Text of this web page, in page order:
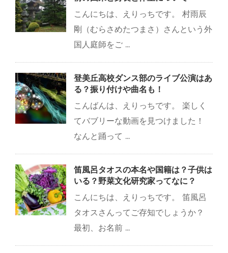
こんにちは、えりっちです。 村雨辰
剛（むらさめたつまさ）さんという外
国人庭師をご ...
登美丘高校ダンス部のライブ公演はあ
る？振り付けや曲名も！
こんばんは、えりっちです。 楽しく
てバブリーな動画を見つけました！
なんと踊って ...
笛風呂タオスの本名や国籍は？子供は
いる？野菜文化研究家ってなに？
こんにちは、えりっちです。 笛風呂
タオスさんってご存知でしょうか？
最初、お名前 ...